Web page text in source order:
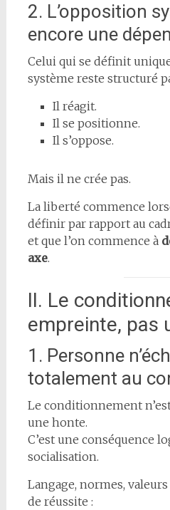
2. L’opposition
encore une
Celui qui se définit
système reste structuré
Il réagit.
Il se positionne.
Il s’oppose.
Mais il ne crée pas.
La liberté commence
définir par rapport au
et que l’on commence à
axe.
II. Le
empreinte, pas
1. Personne
totalement au
Le conditionnement
une honte.
C’est une conséquence
socialisation.
Langage, normes,
de réussite :